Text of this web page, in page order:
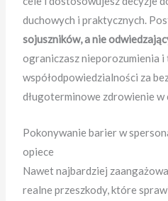
duchowych i praktycznych.
sojuszników, a nie
ograniczasz nieporozumienia
współodpowiedzialności za
długoterminowe zdrowienie w
Pokonywanie barier w
opiece
Nawet najbardziej
realne przeszkody, które